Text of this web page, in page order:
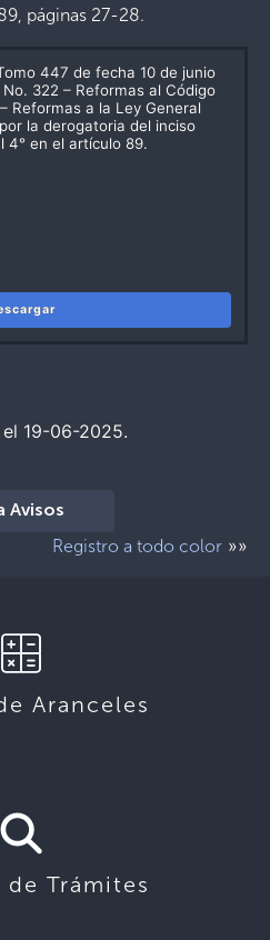
páginas 27-28.
447 de fecha 10 de junio
322 – Reformas al Código
Reformas a la Ley General
la derogatoria del inciso
4° en el artículo 89.
19-06-2025.
Avisos
Registro a todo color »»
Aranceles
Trámites